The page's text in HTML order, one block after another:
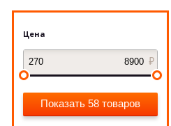
Цена
Показать 58 товаров